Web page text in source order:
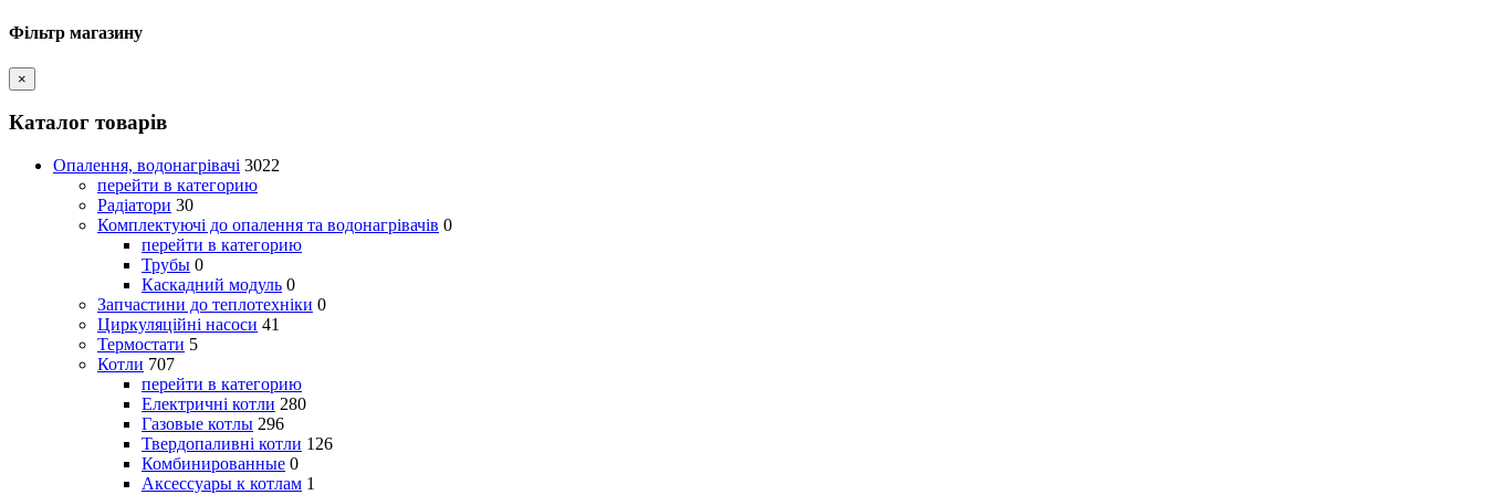
Фільтр магазину
×
Каталог товарів
Опалення, водонагрівачі 3022
перейти в категорию
Радіатори 30
Комплектуючі до опалення та водонагрівачів 0
перейти в категорию
Трубы 0
Каскадний модуль 0
Запчастини до теплотехніки 0
Циркуляційні насоси 41
Термостати 5
Котли 707
перейти в категорию
Електричні котли 280
Газовые котлы 296
Твердопаливні котли 126
Комбинированные 0
Аксессуары к котлам 1